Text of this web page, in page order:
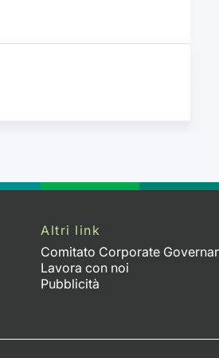
Altri link
Comitato Corporate
Lavora con noi
Pubblicità